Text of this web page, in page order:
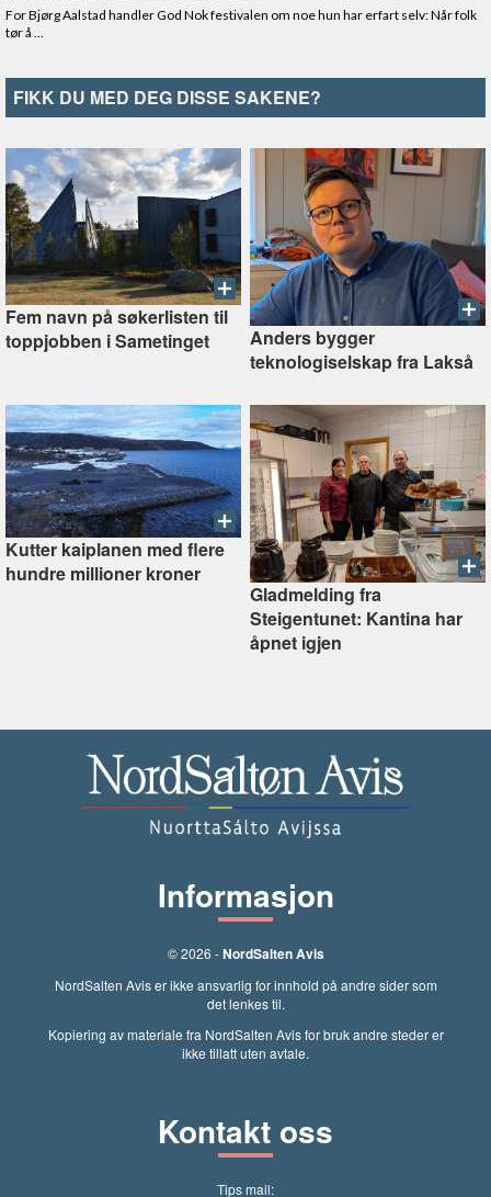
FIKK DU MED DEG DISSE SAKENE?
Fem navn på søkerlisten til
toppjobben i Sametinget
Anders bygger
teknologiselskap fra Lakså
Kutter kaiplanen med flere
hundre millioner kroner
Gladmelding fra
Steigentunet: Kantina har
åpnet igjen
Informasjon
© 2026 -NordSalten Avis
NordSalten Avis er ikke ansvarlig for innhold på andre sider som
det lenkes til.
Kopiering av materiale fra NordSalten Avis for bruk andre steder er
ikke tillatt uten avtale.
Kontakt oss
Tips mail: